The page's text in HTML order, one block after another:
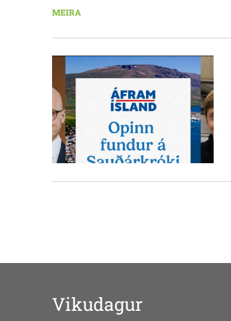
MEIRA
Vikudagur